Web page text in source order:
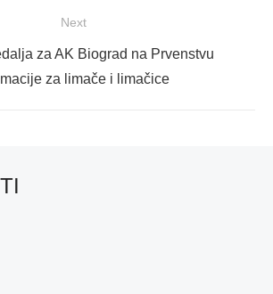
Next
za AK Biograd na Prvenstvu
za limače i limačice